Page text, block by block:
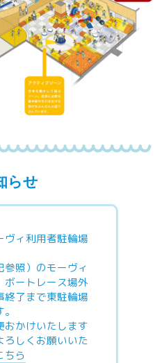
らせ
ヴィ利用者駐輪場
照）のモーヴィ
ボートレース場外
終了まで東駐輪場
おかけいたします
ろしくお願いいた
ちら